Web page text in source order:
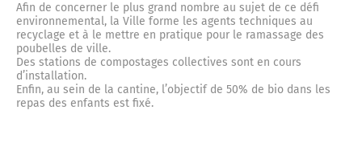
Les fusillés du 8 juin 1944
19 août 1944 : la libération
Scolaires
Mon adresse
Vie associative
Elections
Etat Civil
Développement durable
Les cours d’école plus vertes
Afin de concerner le plus grand nombre au sujet de ce défi
environnemental, la Ville forme les agents techniques au
recyclage et à le mettre en pratique pour le ramassage des
poubelles de ville.
Des stations de compostages collectives sont en cours
d’installation.
Enfin, au sein de la cantine, l’objectif de 50% de bio dans les
repas des enfants est fixé.